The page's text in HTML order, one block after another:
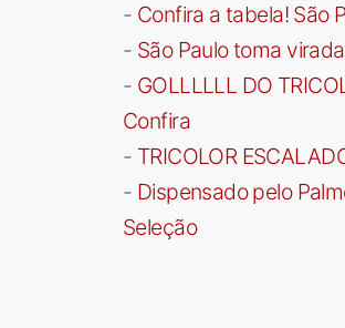
- Confira a tabela! São
- São Paulo toma
- GOLLLLLL DO
Confira
- TRICOLOR
- Dispensado pelo
Seleção